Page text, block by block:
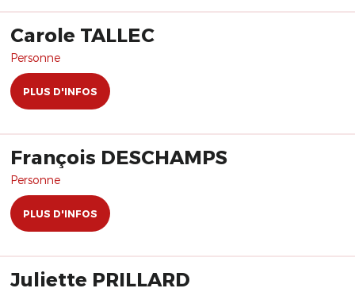
Carole TALLEC
Personne
PLUS D'INFOS
François DESCHAMPS
Personne
PLUS D'INFOS
Juliette PRILLARD